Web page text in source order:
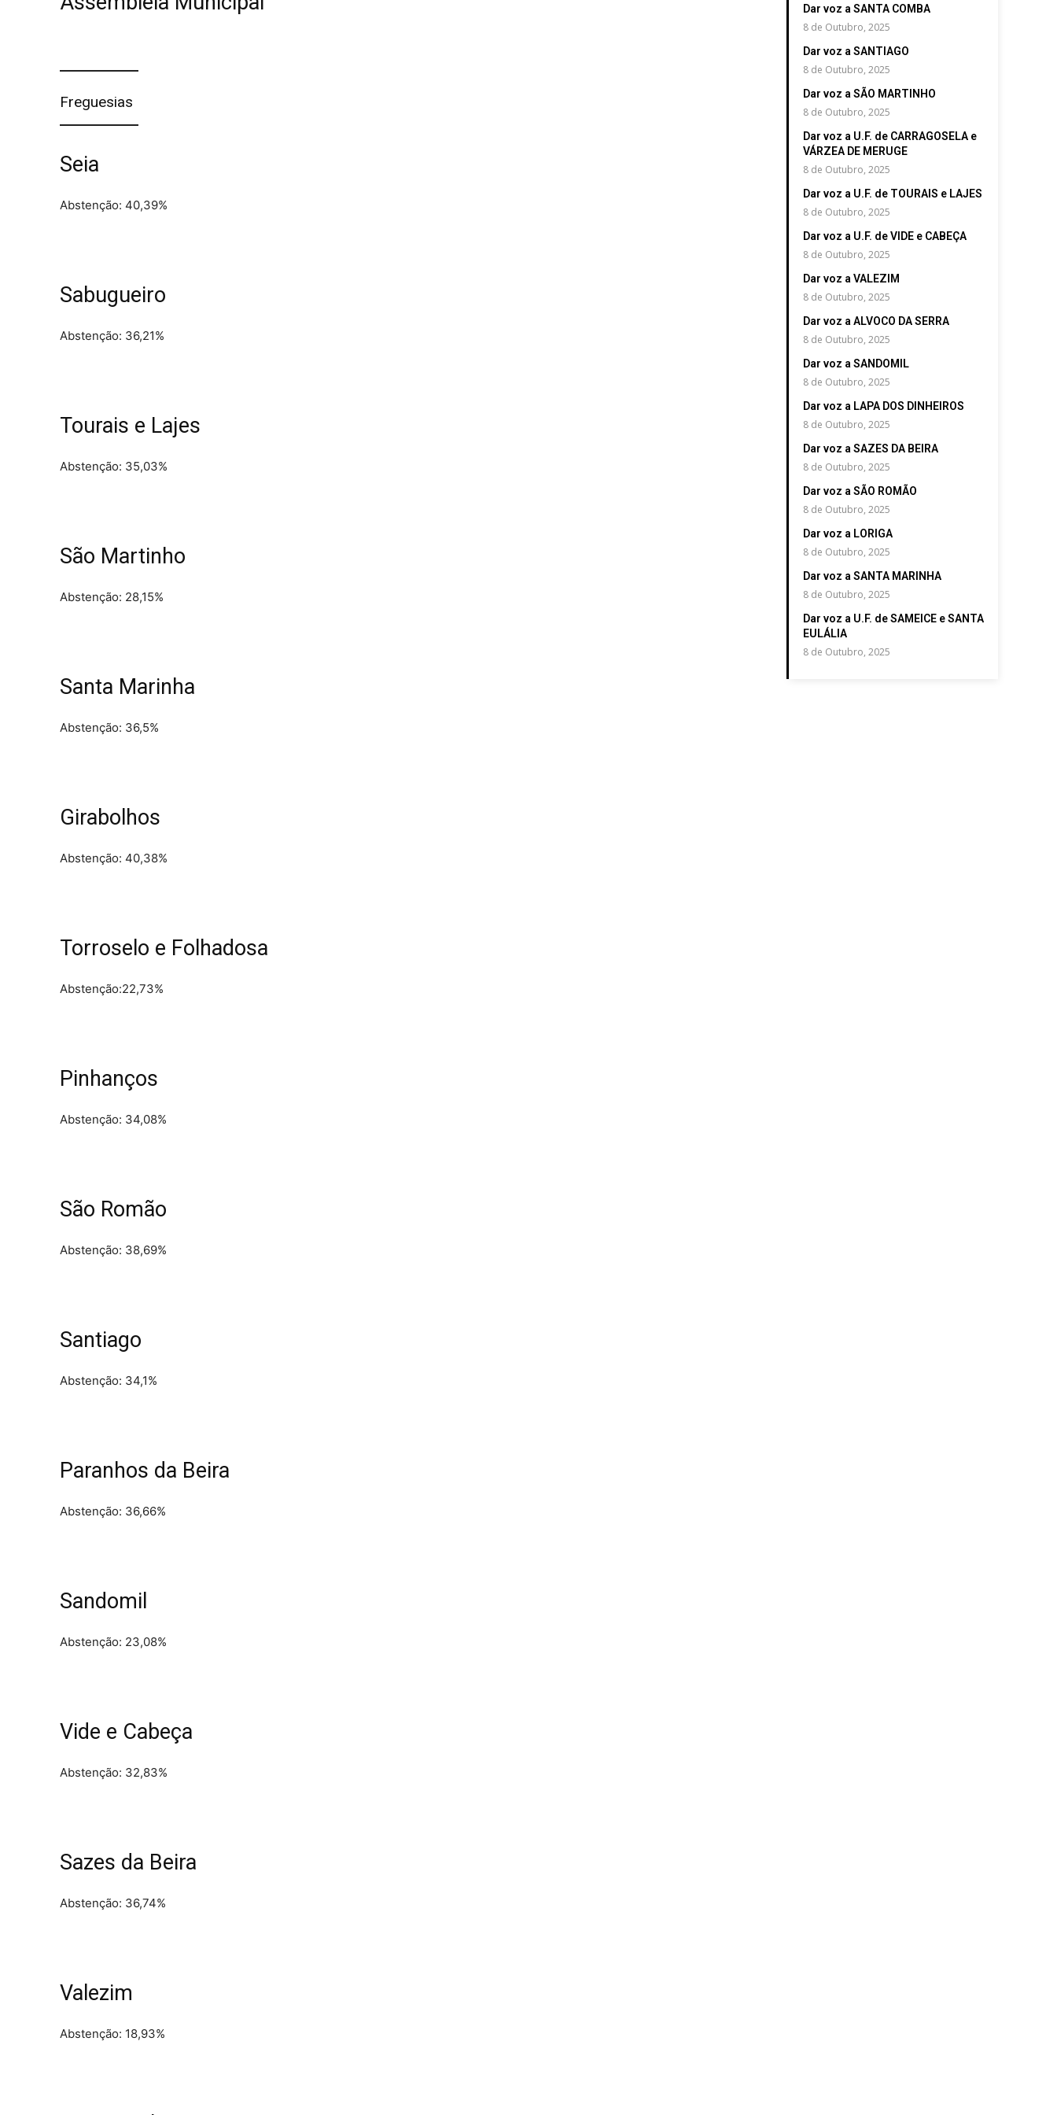
Freguesias
Seia
Abstenção: 40,39%
Sabugueiro
Abstenção: 36,21%
Tourais e Lajes
Abstenção: 35,03%
São Martinho
Abstenção: 28,15%
Santa Marinha
Abstenção: 36,5%
Girabolhos
Abstenção: 40,38%
Torroselo e Folhadosa
Abstenção:22,73%
Pinhanços
Abstenção: 34,08%
São Romão
Abstenção: 38,69%
Santiago
Abstenção: 34,1%
Paranhos da Beira
Abstenção: 36,66%
Sandomil
Abstenção: 23,08%
Vide e Cabeça
Abstenção: 32,83%
Sazes da Beira
Abstenção: 36,74%
Valezim
Abstenção: 18,93%
Dar voz a SANTA COMBA
8 de Outubro, 2025
Dar voz a SANTIAGO
8 de Outubro, 2025
Dar voz a SÃO MARTINHO
8 de Outubro, 2025
Dar voz a U.F. de CARRAGOSELA e
VÁRZEA DE MERUGE
8 de Outubro, 2025
Dar voz a U.F. de TOURAIS e LAJES
8 de Outubro, 2025
Dar voz a U.F. de VIDE e CABEÇA
8 de Outubro, 2025
Dar voz a VALEZIM
8 de Outubro, 2025
Dar voz a ALVOCO DA SERRA
8 de Outubro, 2025
Dar voz a SANDOMIL
8 de Outubro, 2025
Dar voz a LAPA DOS DINHEIROS
8 de Outubro, 2025
Dar voz a SAZES DA BEIRA
8 de Outubro, 2025
Dar voz a SÃO ROMÃO
8 de Outubro, 2025
Dar voz a LORIGA
8 de Outubro, 2025
Dar voz a SANTA MARINHA
8 de Outubro, 2025
Dar voz a U.F. de SAMEICE e SANTA
EULÁLIA
8 de Outubro, 2025